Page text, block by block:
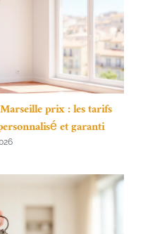
prix : les tarifs
et garanti